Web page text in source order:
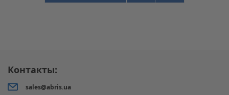
Контакты:
sales@abris.ua